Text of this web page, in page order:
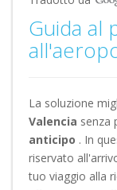
Guida al
La soluzione
Valencia senza
anticipo . In
riservato
tuo viaggio alla